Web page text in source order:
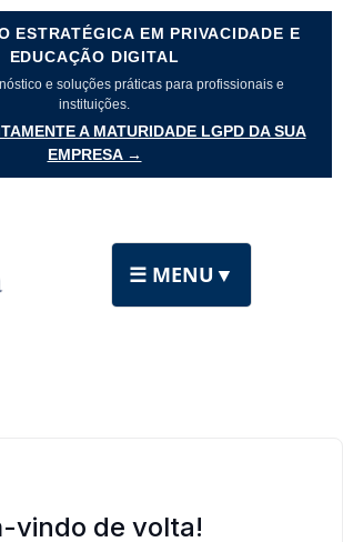
ESTRATÉGICA EM PRIVACIDADE E
EDUCAÇÃO DIGITAL
e soluções práticas para profissionais e
instituições.
A MATURIDADE LGPD DA SUA
EMPRESA →
☰ MENU ▼
vindo de volta!